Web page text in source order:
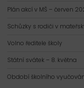
Plán akcí v MŠ – červen
Schůzky s rodiči v
Volno ředitele školy
Státní svátek – 8. května
Období školního